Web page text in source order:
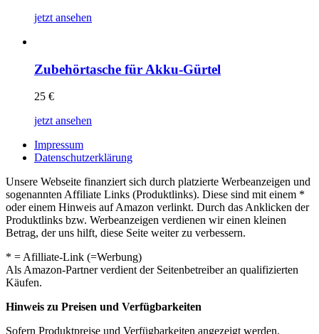
jetzt ansehen
Zubehörtasche für Akku-Gürtel
25 €
jetzt ansehen
Impressum
Datenschutzerklärung
Unsere Webseite finanziert sich durch platzierte Werbeanzeigen und
sogenannten Affiliate Links (Produktlinks). Diese sind mit einem *
oder einem Hinweis auf Amazon verlinkt. Durch das Anklicken der
Produktlinks bzw. Werbeanzeigen verdienen wir einen kleinen
Betrag, der uns hilft, diese Seite weiter zu verbessern.
* = Afilliate-Link (=Werbung)
Als Amazon-Partner verdient der Seitenbetreiber an qualifizierten
Käufen.
Hinweis zu Preisen und Verfügbarkeiten
Sofern Produktpreise und Verfügbarkeiten angezeigt werden,